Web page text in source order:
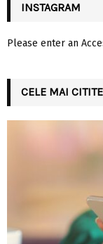
INSTAGRAM
Please enter an
CELE MAI CITITE